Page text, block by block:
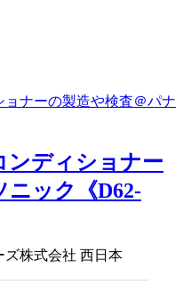
ディショナー
ニック《D62-
ズ株式会社 西日本